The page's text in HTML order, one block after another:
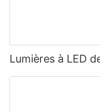
Lumières à LED